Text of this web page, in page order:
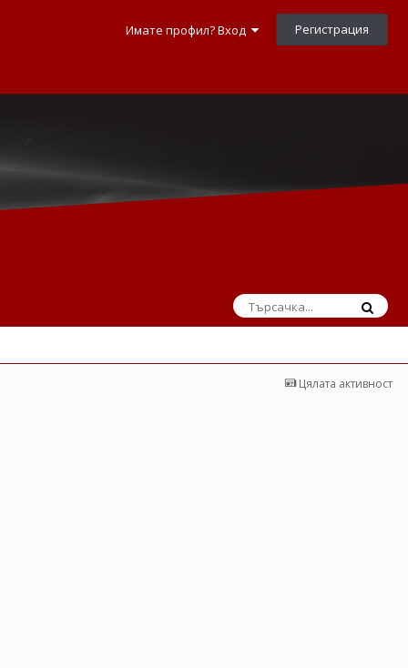
Имате профил? Вход Регистрация
Цялата активност